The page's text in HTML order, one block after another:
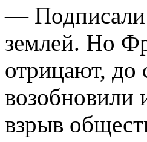
— Подписали
землей. Но
отрицают, до
возобновили
взрыв